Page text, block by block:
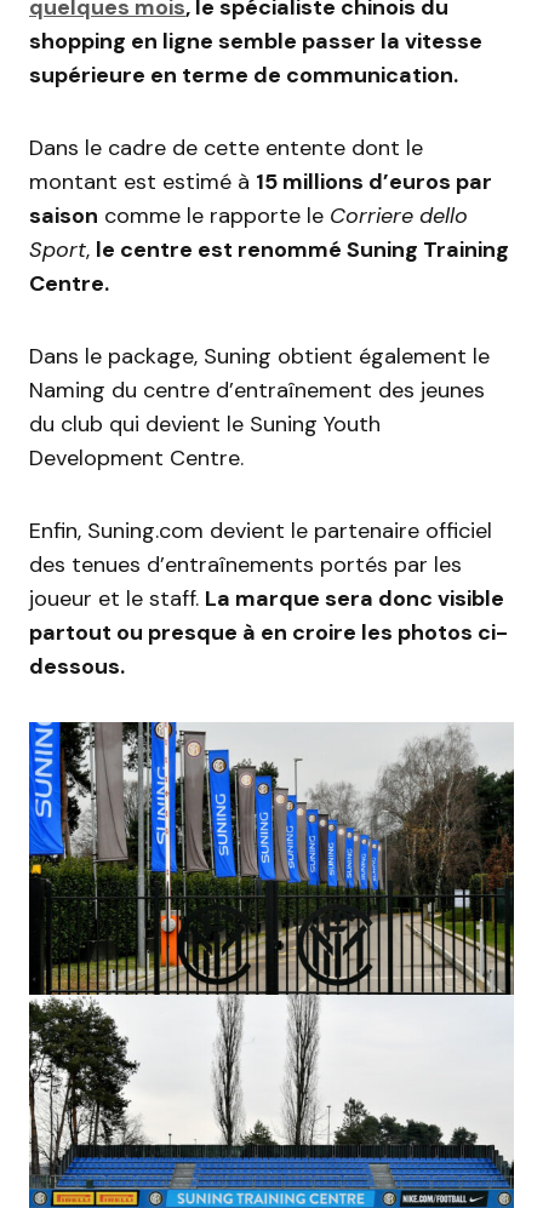
quelques mois, le spécialiste chinois du
shopping en ligne semble passer la vitesse
supérieure en terme de communication.
Dans le cadre de cette entente dont le
montant est estimé à 15 millions d’euros par
saison comme le rapporte le Corriere dello
Sport, le centre est renommé Suning Training
Centre.
Dans le package, Suning obtient également le
Naming du centre d’entraînement des jeunes
du club qui devient le Suning Youth
Development Centre.
Enfin, Suning.com devient le partenaire officiel
des tenues d’entraînements portés par les
joueur et le staff. La marque sera donc visible
partout ou presque à en croire les photos ci-
dessous.